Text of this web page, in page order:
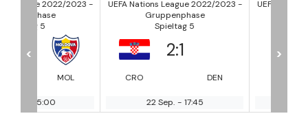
UEFA Nations League 2022/2023 -
CRO
1
UEFA Nations League 2022/
FRA
< >